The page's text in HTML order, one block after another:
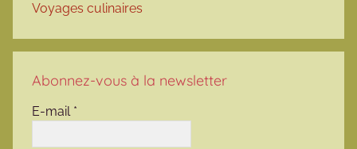
Voyages culinaires
Abonnez-vous à la newsletter
E-mail *